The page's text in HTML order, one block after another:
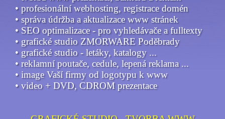
• profesionální webhosting, registrace domén
• správa údržba a aktualizace www stránek
• SEO optimalizace - pro vyhledávače a fulltexty
• grafické studio ZMORWARE Poděbrady
• grafické studio - letáky, katalogy ...
• reklamní poutače, cedule, lepená reklama ...
• image Vaší firmy od logotypu k www
• video + DVD, CDROM prezentace